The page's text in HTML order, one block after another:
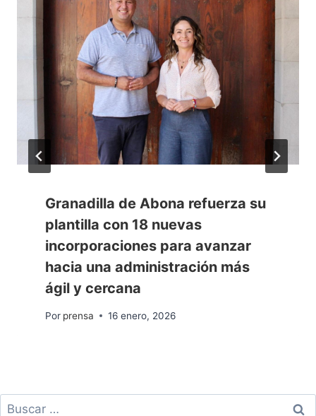
Granadilla de Abona refuerza su
plantilla con 18 nuevas
incorporaciones para avanzar
hacia una administración más
ágil y cercana
Por prensa 16 enero, 2026
Buscar: